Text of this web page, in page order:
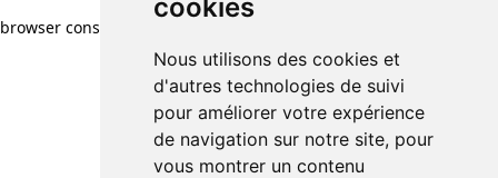
cookies
Nous utilisons des cookies et
d'autres technologies de suivi
pour améliorer votre expérience
de navigation sur notre site, pour
vous montrer un contenu
browser console for more information)